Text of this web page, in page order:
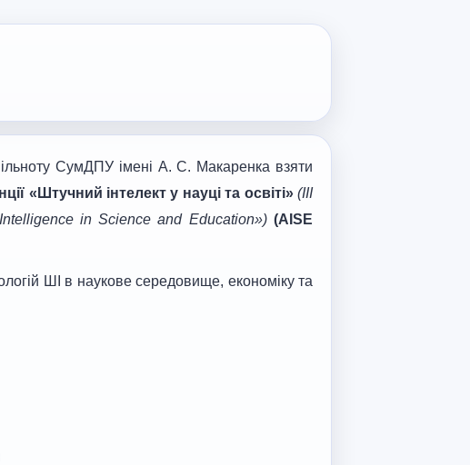
СумДПУ імені А. С. Макаренка взяти
«Штучний інтелект у науці та освіті»(III
in Science and Education»)(AISE
ШІ в наукове середовище, економіку та